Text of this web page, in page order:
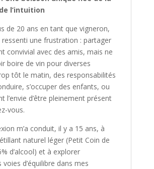
l’intuition
de 20 ans en tant que vigneron,
ressenti une frustration : partager
convivial avec des amis, mais ne
boire de vin pour diverses
tôt le matin, des responsabilités
s’occuper des enfants, ou
l’envie d’être pleinement présent
vous.
m’a conduit, il y a 15 ans, à
naturel léger (Petit Coin de
d’alcool) et à explorer
voies d’équilibre dans mes